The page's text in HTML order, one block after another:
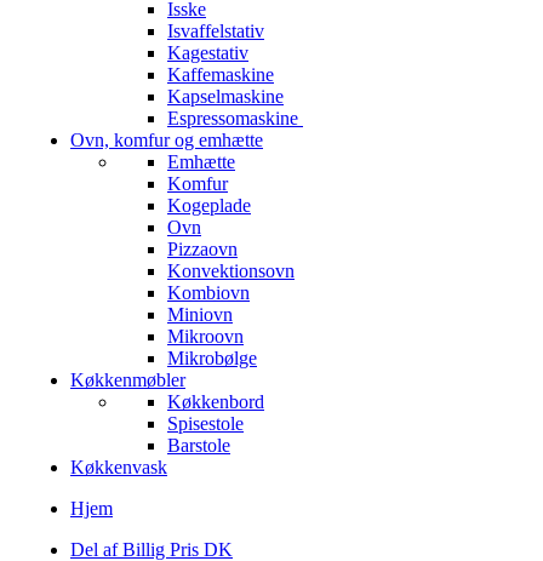
Isske
Isvaffelstativ
Kagestativ
Kaffemaskine
Kapselmaskine
Espressomaskine
Ovn, komfur og emhætte
Emhætte
Komfur
Kogeplade
Ovn
Pizzaovn
Konvektionsovn
Kombiovn
Miniovn
Mikroovn
Mikrobølge
Køkkenmøbler
Køkkenbord
Spisestole
Barstole
Køkkenvask
Hjem
Del af Billig Pris DK